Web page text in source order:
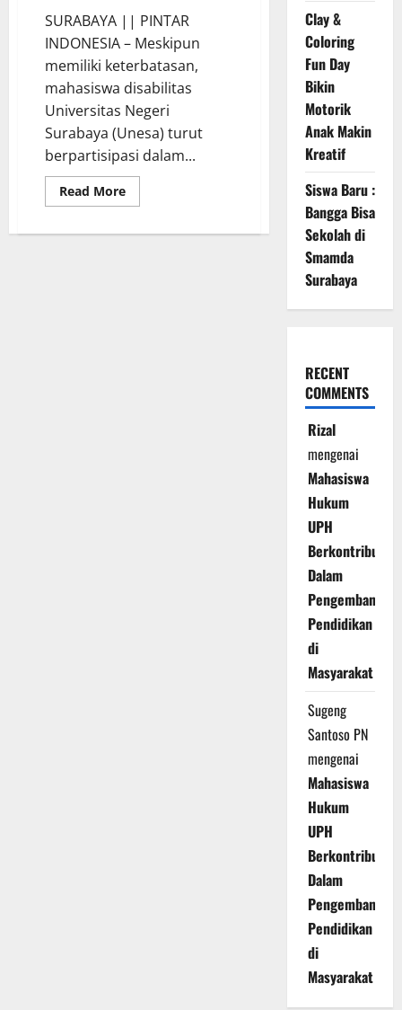
SURABAYA || PINTAR
INDONESIA – Meskipun
memiliki keterbatasan,
mahasiswa disabilitas
Universitas Negeri
Surabaya (Unesa) turut
berpartisipasi dalam...
Read MoreRead
more
Disabilitas
Clay &
Coloring
Fun Day
Bikin
Motorik
Anak Makin
Kreatif
Siswa Baru :
Bangga Bisa
Sekolah di
Smamda
Surabaya
RECENT
COMMENTS
Rizal
mengenai
Mahasiswa
Hukum
UPH
Berkontribusi
Dalam
Pengembangan
Pendidikan
di
Masyarakat
Sugeng
Santoso PN
mengenai
Mahasiswa
Hukum
UPH
Berkontribusi
Dalam
Pengembangan
Pendidikan
di
Masyarakat